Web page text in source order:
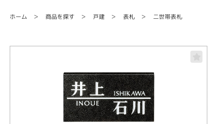
ホーム 商品を探す 戸建 表札 二世帯表札